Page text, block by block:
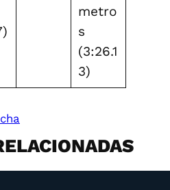
metro
s
(3:26.1
3)